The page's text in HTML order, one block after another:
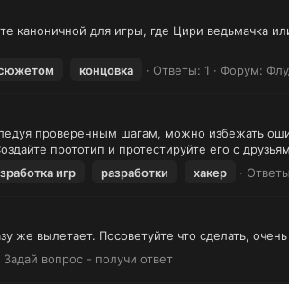
каноничной для игры, где Цири ведьмачка
концовка Ответы: 1 Форум:
проверенным шагам, можно избежать
прототип и протестируйте его с
игр разработки хакер
же вылетает. Посоветуйте что сделать,
Задай вопрос - получи ответ